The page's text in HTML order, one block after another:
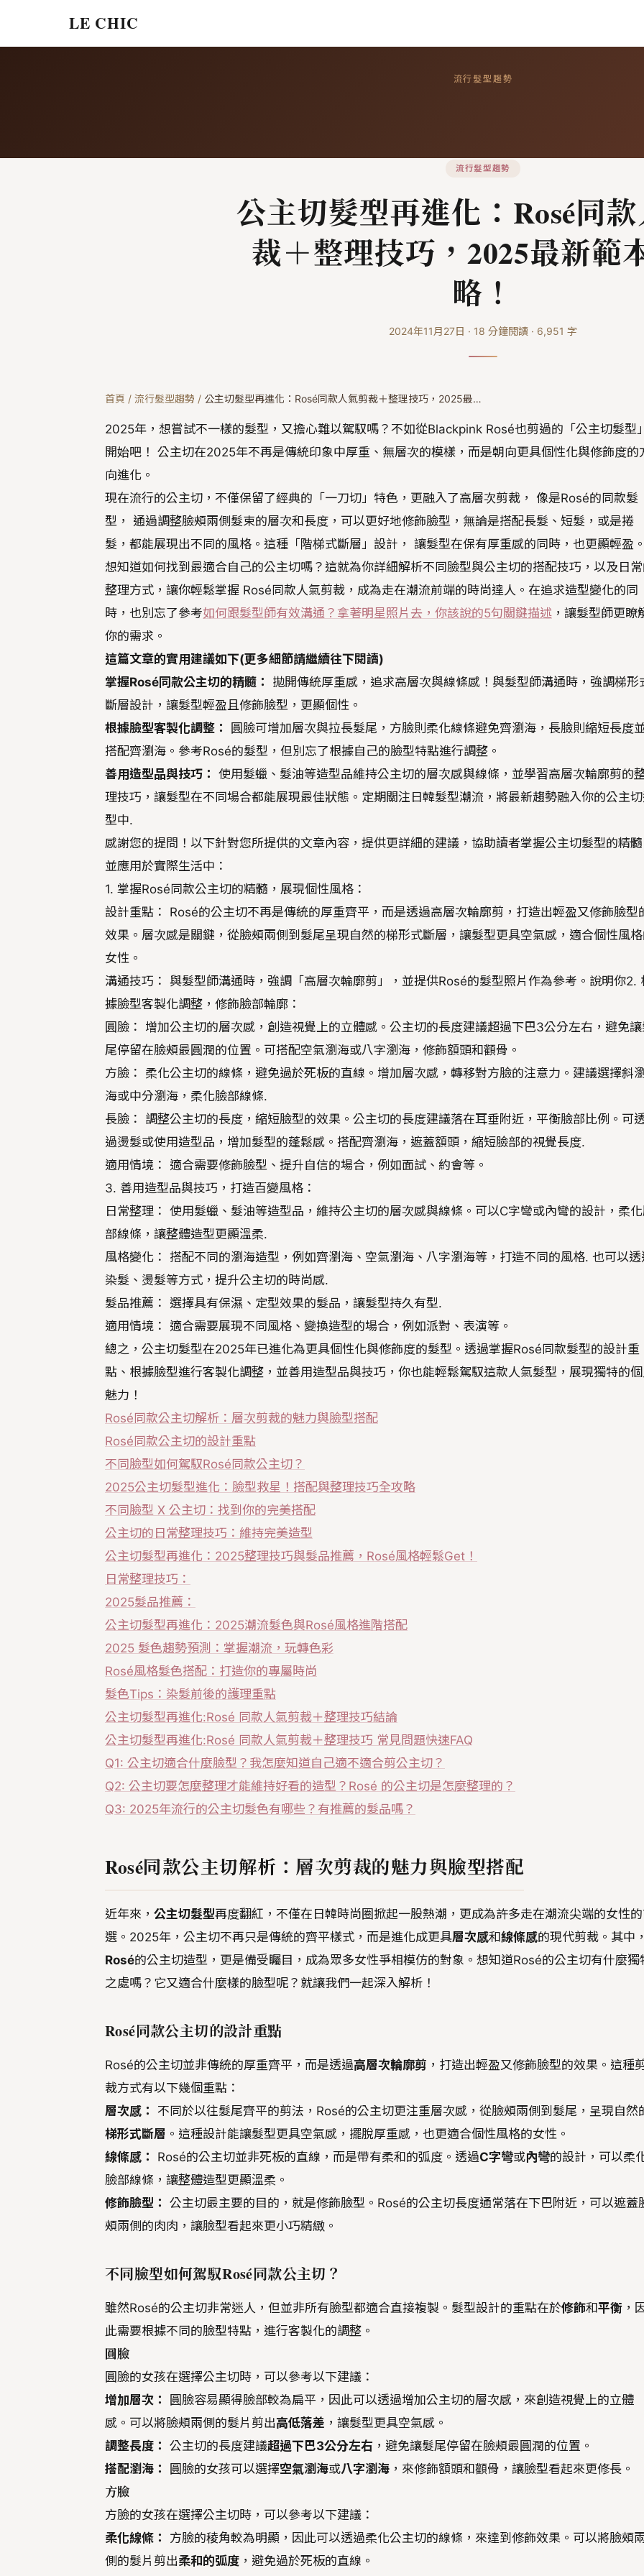
LE CHIC
流行髮型趨勢
流行髮型趨勢
公主切髮型再進化：Rosé同
裁＋整理技巧，2025最新範
略！
2024年11月27日 · 18 分鐘閱讀 · 6,951 字
首頁 / 流行髮型趨勢 / 公主切髮型再進化：Rosé同款人氣剪裁＋整理技巧，2025最…
2025年，想嘗試不一樣的髮型，又擔心難以駕馭嗎？不如從Blackpink Rosé也剪過的「公主切髮型
開始吧！ 公主切在2025年不再是傳統印象中厚重、無層次的模樣，而是朝向更具個性化與修飾度的
向進化。
現在流行的公主切，不僅保留了經典的「一刀切」特色，更融入了高層次剪裁， 像是Rosé的同款髮
型， 通過調整臉頰兩側髮束的層次和長度，可以更好地修飾臉型，無論是搭配長髮、短髮，或是捲
髮，都能展現出不同的風格。這種「階梯式斷層」設計， 讓髮型在保有厚重感的同時，也更顯輕盈
想知道如何找到最適合自己的公主切嗎？這就為你詳細解析不同臉型與公主切的搭配技巧，以及日
整理方式，讓你輕鬆掌握 Rosé同款人氣剪裁，成為走在潮流前端的時尚達人。在追求造型變化的同
時，也別忘了參考如何跟髮型師有效溝通？拿著明星照片去，你該說的5句關鍵描述 ，讓髮型師更瞭
你的需求。
這篇文章的實用建議如下(更多細節請繼續往下閱讀)
掌握Rosé同款公主切的精髓：
拋開傳統厚重感，追求高層次與線條感！與髮型師溝通時，強調梯形
斷層設計，讓髮型輕盈且修飾臉型，更顯個性。
根據臉型客製化調整：
圓臉可增加層次與拉長髮尾，方臉則柔化線條避免齊瀏海，長臉則縮短長度
搭配齊瀏海。參考Rosé的髮型，但別忘了根據自己的臉型特點進行調整。
善用造型品與技巧： 使用髮蠟、髮油等造型品維持公主切的層次感與線條，並學習高層次輪廓剪的
理技巧，讓髮型在不同場合都能展現最佳狀態。定期關注日韓髮型潮流，將最新趨勢融入你的公主
型中.
感謝您的提問！以下針對您所提供的文章內容，提供更詳細的建議，協助讀者掌握公主切髮型的精
並應用於實際生活中：
1. 掌握Rosé同款公主切的精髓，展現個性風格：
設計重點： Rosé的公主切不再是傳統的厚重齊平，而是透過高層次輪廓剪，打造出輕盈又修飾臉型
效果。層次感是關鍵，從臉頰兩側到髮尾呈現自然的梯形式斷層，讓髮型更具空氣感，適合個性風
女性。
溝通技巧： 與髮型師溝通時，強調「高層次輪廓剪」，並提供Rosé的髮型照片作為參考。說明你2.
據臉型客製化調整，修飾臉部輪廓：
圓臉： 增加公主切的層次感，創造視覺上的立體感。公主切的長度建議超過下巴3公分左右，避免
尾停留在臉頰最圓潤的位置。可搭配空氣瀏海或八字瀏海，修飾額頭和顴骨。
方臉： 柔化公主切的線條，避免過於死板的直線。增加層次感，轉移對方臉的注意力。建議選擇斜
海或中分瀏海，柔化臉部線條.
長臉： 調整公主切的長度，縮短臉型的效果。公主切的長度建議落在耳垂附近，平衡臉部比例。可
過燙髮或使用造型品，增加髮型的蓬鬆感。搭配齊瀏海，遮蓋額頭，縮短臉部的視覺長度.
適用情境： 適合需要修飾臉型、提升自信的場合，例如面試、約會等。
3. 善用造型品與技巧，打造百變風格：
日常整理： 使用髮蠟、髮油等造型品，維持公主切的層次感與線條。可以C字彎或內彎的設計，柔
部線條，讓整體造型更顯溫柔.
風格變化： 搭配不同的瀏海造型，例如齊瀏海、空氣瀏海、八字瀏海等，打造不同的風格. 也可以透
染髮、燙髮等方式，提升公主切的時尚感.
髮品推薦： 選擇具有保濕、定型效果的髮品，讓髮型持久有型.
適用情境： 適合需要展現不同風格、變換造型的場合，例如派對、表演等。
總之，公主切髮型在2025年已進化為更具個性化與修飾度的髮型。透過掌握Rosé同款髮型的設計重
點、根據臉型進行客製化調整，並善用造型品與技巧，你也能輕鬆駕馭這款人氣髮型，展現獨特的
魅力！
Rosé同款公主切解析：層次剪裁的魅力與臉型搭配
Rosé同款公主切的設計重點
不同臉型如何駕馭Rosé同款公主切？
2025公主切髮型進化：臉型救星！搭配與整理技巧全攻略
不同臉型 X 公主切：找到你的完美搭配
公主切的日常整理技巧：維持完美造型
公主切髮型再進化：2025整理技巧與髮品推薦，Rosé風格輕鬆Get！
日常整理技巧：
2025髮品推薦：
公主切髮型再進化：2025潮流髮色與Rosé風格進階搭配
2025 髮色趨勢預測：掌握潮流，玩轉色彩
Rosé風格髮色搭配：打造你的專屬時尚
髮色Tips：染髮前後的護理重點
公主切髮型再進化:Rosé 同款人氣剪裁＋整理技巧結論
公主切髮型再進化:Rosé 同款人氣剪裁＋整理技巧 常見問題快速FAQ
Q1: 公主切適合什麼臉型？我怎麼知道自己適不適合剪公主切？
Q2: 公主切要怎麼整理才能維持好看的造型？Rosé 的公主切是怎麼整理的？
Q3: 2025年流行的公主切髮色有哪些？有推薦的髮品嗎？
Rosé同款公主切解析：層次剪裁的魅力與臉型搭配
近年來， 公主切髮型再度翻紅，不僅在日韓時尚圈掀起一股熱潮，更成為許多走在潮流尖端的女性
選。2025年，公主切不再只是傳統的齊平樣式，而是進化成更具層次感和線條感的現代剪裁。其中
Rosé的公主切造型，更是備受矚目，成為眾多女性爭相模仿的對象。想知道Rosé的公主切有什麼獨
之處嗎？它又適合什麼樣的臉型呢？就讓我們一起深入解析！
Rosé同款公主切的設計重點
Rosé的公主切並非傳統的厚重齊平，而是透過高層次輪廓剪 ，打造出輕盈又修飾臉型的效果。這種
裁方式有以下幾個重點：
層次感： 不同於以往髮尾齊平的剪法，Rosé的公主切更注重層次感，從臉頰兩側到髮尾，呈現自然
梯形式斷層 。這種設計能讓髮型更具空氣感，擺脫厚重感，也更適合個性風格的女性。
線條感：
Rosé的公主切並非死板的直線，而是帶有柔和的弧度。透過C字彎或內彎的設計，可以柔
臉部線條，讓整體造型更顯溫柔。
修飾臉型： 公主切最主要的目的，就是修飾臉型。Rosé的公主切長度通常落在下巴附近，可以遮蓋
頰兩側的肉肉，讓臉型看起來更小巧精緻。
不同臉型如何駕馭Rosé同款公主切？
雖然Rosé的公主切非常迷人，但並非所有臉型都適合直接複製。髮型設計的重點在於修飾和平衡 ，
此需要根據不同的臉型特點，進行客製化的調整。
圓臉
圓臉的女孩在選擇公主切時，可以參考以下建議：
增加層次：
圓臉容易顯得臉部較為扁平，因此可以透過增加公主切的層次感，來創造視覺上的立體
感。可以將臉頰兩側的髮片剪出高低落差 ，讓髮型更具空氣感。
調整長度： 公主切的長度建議超過下巴3公分左右 ，避免讓髮尾停留在臉頰最圓潤的位置。
搭配瀏海：
圓臉的女孩可以選擇空氣瀏海或八字瀏海 ，來修飾額頭和顴骨，讓臉型看起來更修長。
方臉
方臉的女孩在選擇公主切時，可以參考以下建議：
柔化線條：
方臉的稜角較為明顯，因此可以透過柔化公主切的線條，來達到修飾效果。可以將臉頰
側的髮片剪出柔和的弧度 ，避免過於死板的直線。